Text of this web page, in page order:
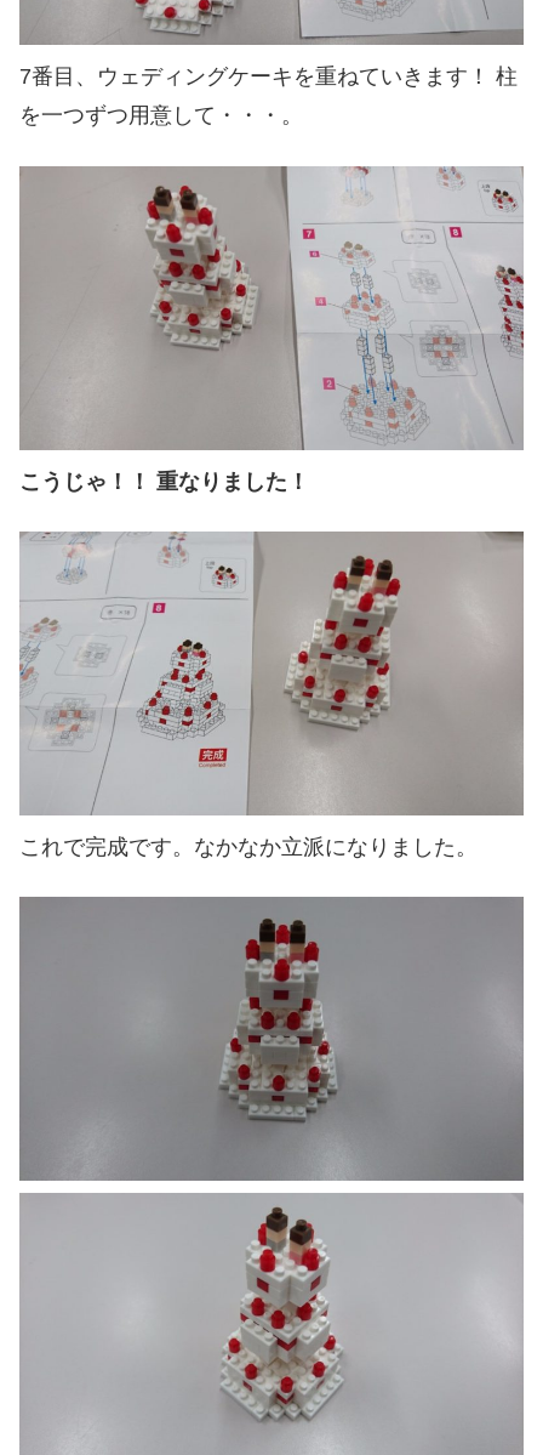
7番目、ウェディングケーキを重ねていきます！ 柱
を一つずつ用意して・・・。
こうじゃ！！ 重なりました！
これで完成です。なかなか立派になりました。